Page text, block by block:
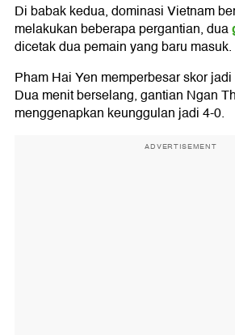
Di babak kedua, dominasi Vietnam
melakukan beberapa pergantian, dua
dicetak dua pemain yang baru masuk.
Pham Hai Yen memperbesar skor
Dua menit berselang, gantian Ngan
menggenapkan keunggulan jadi 4-0.
ADVERTISEMENT